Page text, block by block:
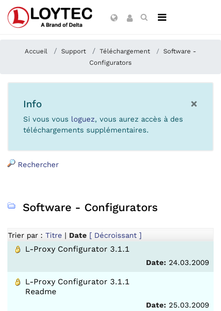
Accueil Support Téléchargement
Software -
Configurators
×
Info
Si vous vous loguez, vous aurez accès à des
téléchargements supplémentaires.
Rechercher
Software - Configurators
Trier par : Titre | Date [ Décroissant ]
L-Proxy Configurator 3.1.1
Date: 24.03.2009
L-Proxy Configurator 3.1.1
Readme
Date: 25.03.2009